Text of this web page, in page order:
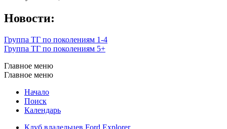
Новости:
Группа ТГ по поколениям 1-4
Группа ТГ по поколениям 5+
Главное меню
Главное меню
Начало
Поиск
Календарь
Клуб владельцев Ford Explorer